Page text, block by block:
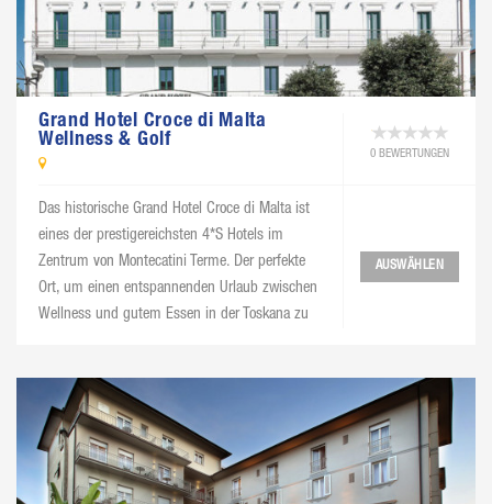
Grand Hotel Croce di Malta
Wellness & Golf
0 BEWERTUNGEN
Das historische Grand Hotel Croce di Malta ist
eines der prestigereichsten 4*S Hotels im
Zentrum von Montecatini Terme. Der perfekte
Ort, um einen entspannenden Urlaub zwischen
Wellness und gutem Essen in der Toskana zu
einer Vielzahl von Dienstleistungen.
AUSWÄHLEN